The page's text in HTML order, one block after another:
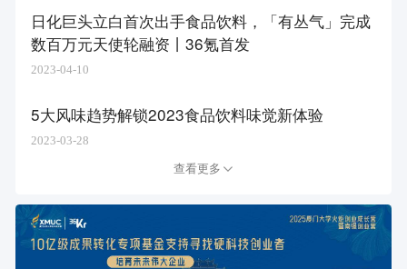
日化巨头立白首次出手食品饮料，「有丛气」完成
数百万元天使轮融资丨36氪首发
2023-04-10
5大风味趋势解锁2023食品饮料味觉新体验
2023-03-28
查看更多